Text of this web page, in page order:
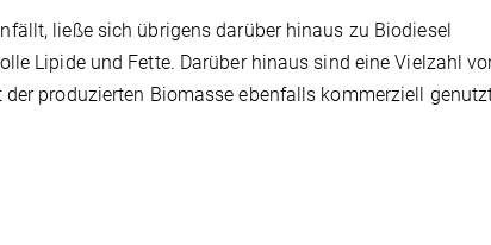
ließe sich übrigens darüber hinaus zu Biodiesel
Lipide und Fette. Darüber hinaus sind eine Vielzahl
produzierten Biomasse ebenfalls kommerziell